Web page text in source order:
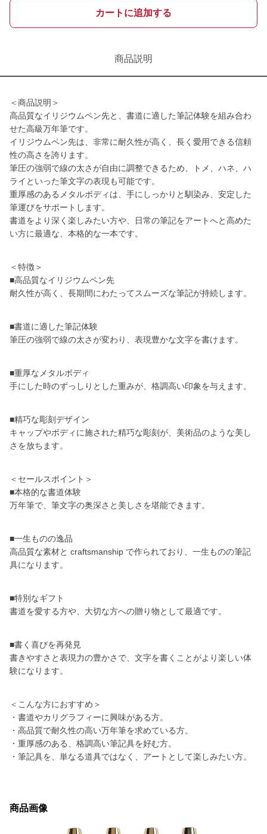
カートに追加する
商品説明
＜商品説明＞
高品質なイリジウムペン先と、書道に適した筆記体験を組み合わ
せた高級万年筆です。
イリジウムペン先は、非常に耐久性が高く、長く愛用できる信頼
性の高さを誇ります。
筆圧の強弱で線の太さが自由に調整できるため、トメ、ハネ、ハ
ライといった筆文字の表現も可能です。
重厚感のあるメタルボディは、手にしっかりと馴染み、安定した
筆運びをサポートします。
書道をより深く楽しみたい方や、日常の筆記をアートへと高めた
い方に最適な、本格的な一本です。
＜特徴＞
■高品質なイリジウムペン先
耐久性が高く、長期間にわたってスムーズな筆記が持続します。
■書道に適した筆記体験
筆圧の強弱で線の太さが変わり、表現豊かな文字を書けます。
■重厚なメタルボディ
手にした時のずっしりとした重みが、格調高い印象を与えます。
■精巧な彫刻デザイン
キャップやボディに施された精巧な彫刻が、美術品のような美し
さを放ちます。
＜セールスポイント＞
■本格的な書道体験
万年筆で、筆文字の奥深さと美しさを堪能できます。
■一生ものの逸品
高品質な素材と craftsmanship で作られており、一生ものの筆記
具になります。
■特別なギフト
書道を愛する方や、大切な方への贈り物として最適です。
■書く喜びを再発見
書きやすさと表現力の豊かさで、文字を書くことがより楽しい体
験になります。
＜こんな方におすすめ＞
・書道やカリグラフィーに興味がある方。
・高品質で耐久性の高い万年筆を求めている方。
・重厚感のある、格調高い筆記具を好む方。
・筆記具を、単なる道具ではなく、アートとして楽しみたい方。
商品画像